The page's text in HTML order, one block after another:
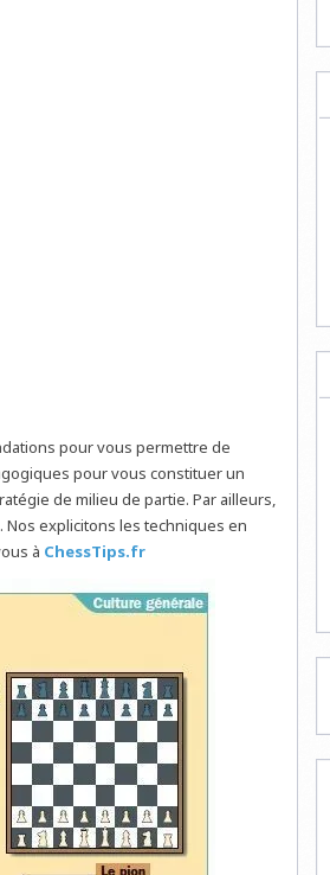
pour vous permettre de
pour vous constituer un
de milieu de partie. Par ailleurs,
explicitons les techniques en
à ChessTips.fr